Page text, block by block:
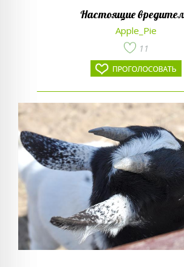
Настоящие
Apple_Pie
11